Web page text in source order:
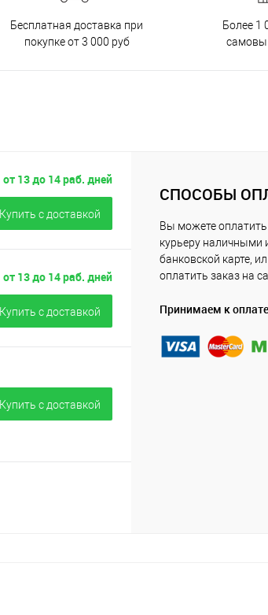
Бесплатная доставка при
покупке от 3 000 руб
Более 1
от 13 до 14 раб. дней
Купить c доставкой
от 13 до 14 раб. дней
Купить c доставкой
Купить c доставкой
СПОСОБЫ
Вы можете оплатить
курьеру наличными
банковской карте,
оплатить заказ на
Принимаем к оплате